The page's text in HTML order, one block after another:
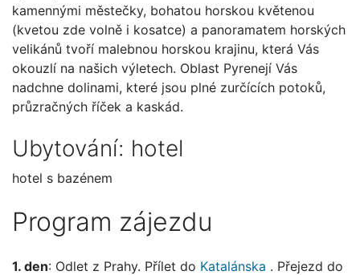
kamennými městečky, bohatou horskou květenou
(kvetou zde volně i kosatce) a panoramatem horských
velikánů tvoří malebnou horskou krajinu, která Vás
okouzlí na našich výletech. Oblast Pyrenejí Vás
nadchne dolinami, které jsou plné zurčících potoků,
průzračných říček a kaskád.
Ubytování: hotel
hotel s bazénem
Program zájezdu
1. den: Odlet z Prahy. Přílet do Katalánska . Přejezd do